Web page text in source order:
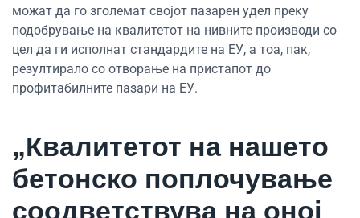
можат да го зголемат својот пазарен удел преку
подобрување на квалитетот на нивните производи со
цел да ги исполнат стандардите на ЕУ, а тоа, пак,
резултирало со отворање на пристапот до
профитабилните пазари на ЕУ.
„Квалитетот на нашето
бетонско поплочување
соодветствува на оној